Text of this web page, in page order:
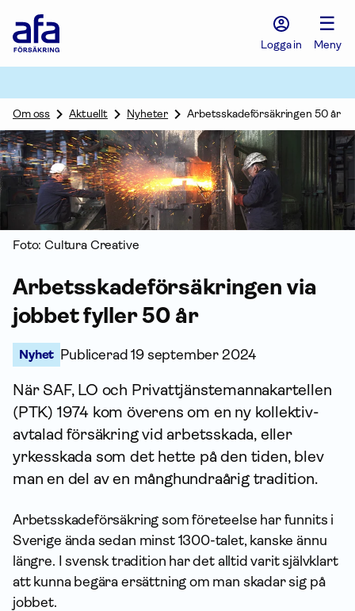
Försäkring
Logga in
☰
Meny
Om oss Aktuellt Nyheter Arbetsskadeförsäkringen 50 år
Foto: Cultura Creative
Arbets­skade­försäkringen via
jobbet fyller 50 år
Nyhet Publicerad19 september 2024
När SAF, LO och Privattjänstemannakartellen
(PTK) 1974 kom överens om en ny kollektiv­
avtalad för­säkring vid arbetsskada, eller
yrkesskada som det hette på den tiden, blev
man en del av en månghundraårig tradition.
Arbets­skade­försäkring som företeelse har funnits i
Sverige ända sedan minst 1300-talet, kanske ännu
längre. I svensk tradition har det alltid varit självklart
att kunna begära ersättning om man skadar sig på
jobbet.